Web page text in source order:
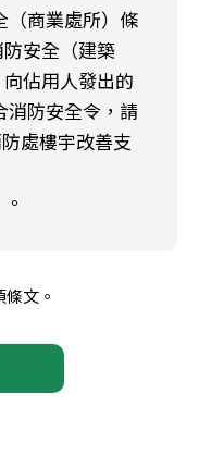
（商業處所）條
安全（建築
佔用人發出的
消防安全令，請
處樓宇改善支
文。